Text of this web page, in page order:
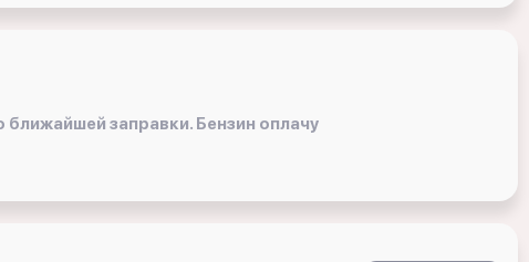
заправки. Бензин оплачу